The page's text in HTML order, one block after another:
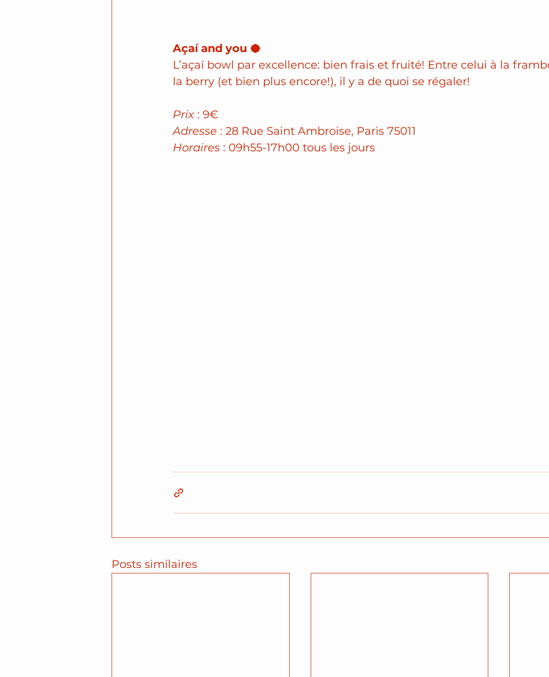
Açaí and you 🥥
L’açaí bowl par excellence: bien frais et fruité! Entre celui à la
la berry (et bien plus encore!), il y a de quoi se régaler!
Prix : 9€
Adresse : 28 Rue Saint Ambroise, Paris 75011
Horaires : 09h55-17h00 tous les jours
Posts similaires